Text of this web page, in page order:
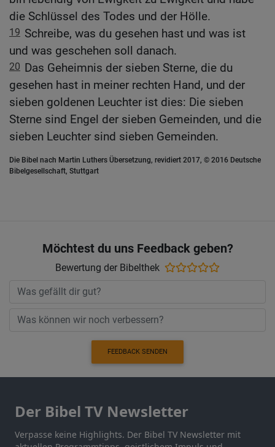
die Schlüssel des Todes und der Hölle.
19 Schreibe, was du gesehen hast und was ist
und was geschehen soll danach.
20 Das Geheimnis der sieben Sterne, die du
gesehen hast in meiner rechten Hand, und der
sieben goldenen Leuchter ist dies: Die sieben
Sterne sind Engel der sieben Gemeinden, und die
sieben Leuchter sind sieben Gemeinden.
Die Bibel nach Martin Luthers Übersetzung, revidiert 2017, © 2016 Deutsche
Bibelgesellschaft, Stuttgart
Möchtest du uns Feedback geben?
Bewertung der Bibelthek
FEEDBACK SENDEN
Der Bibel TV Newsletter
Verpasse keine Highlights. Der Bibel TV Newsletter mit